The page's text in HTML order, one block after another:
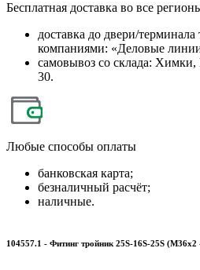
Бесплатная доставка во все
доставка до двери/
компаниями: «Деловые
самовывоз со склада:
30.
Любые способы оплаты
банковская карта;
безналичный расчёт;
наличные.
104557.1 - Фитинг тройник 25S-16S-25S